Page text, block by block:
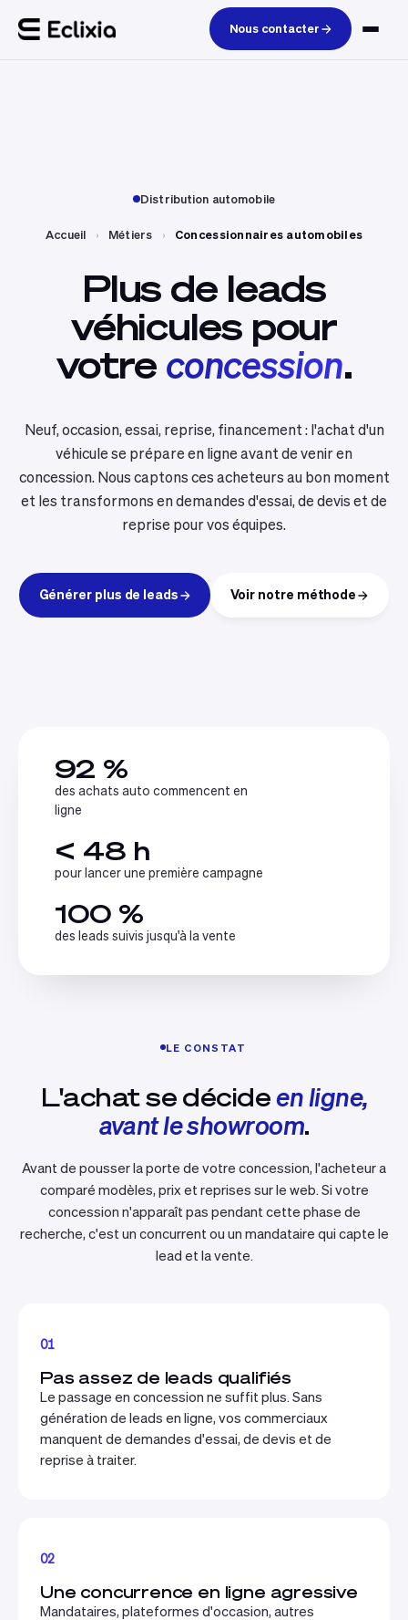
Nous contacter
Distribution automobile
Accueil › Métiers › Concessionnaires automobiles
Plus de leads
véhicules pour
votre concession.
Neuf, occasion, essai, reprise, financement : l'achat d'un
véhicule se prépare en ligne avant de venir en
concession. Nous captons ces acheteurs au bon moment
et les transformons en demandes d'essai, de devis et de
reprise pour vos équipes.
Générer plus de leads Voir notre méthode
92 %
des achats auto commencent en
ligne
< 48 h
pour lancer une première campagne
100 %
des leads suivis jusqu'à la vente
LE CONSTAT
L'achat se décideen ligne,
avant le showroom.
Avant de pousser la porte de votre concession, l'acheteur a
comparé modèles, prix et reprises sur le web. Si votre
concession n'apparaît pas pendant cette phase de
recherche, c'est un concurrent ou un mandataire qui capte le
lead et la vente.
01
Pas assez de leads qualifiés
Le passage en concession ne suffit plus. Sans
génération de leads en ligne, vos commerciaux
manquent de demandes d'essai, de devis et de
reprise à traiter.
02
Une concurrence en ligne agressive
Mandataires, plateformes d'occasion, autres